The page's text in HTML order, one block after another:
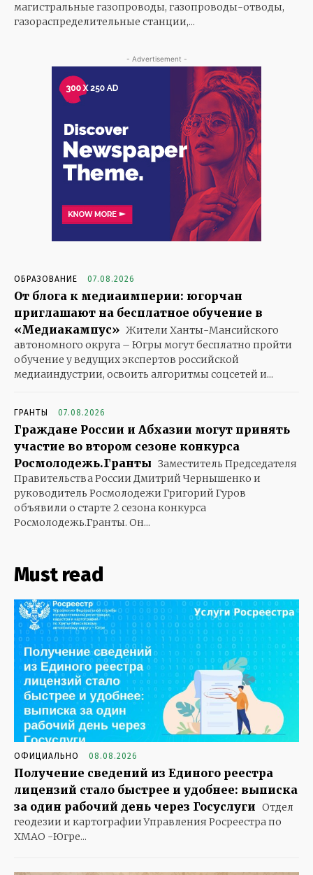
магистральные газопроводы, газопроводы-отводы,
газораспределительные станции,...
- Advertisement -
ОБРАЗОВАНИЕ 07.08.2026
От блога к медиаимперии: югорчан
приглашают на бесплатное обучение в
«Медиакампус» Жители Ханты-Мансийского
автономного округа – Югры могут бесплатно пройти
обучение у ведущих экспертов российской
медиаиндустрии, освоить алгоритмы соцсетей и...
ГРАНТЫ 07.08.2026
Граждане России и Абхазии могут принять
участие во втором сезоне конкурса
Росмолодежь.Гранты Заместитель Председателя
Правительства России Дмитрий Чернышенко и
руководитель Росмолодежи Григорий Гуров
объявили о старте 2 сезона конкурса
Росмолодежь.Гранты. Он...
Must read
ОФИЦИАЛЬНО 08.08.2026
Получение сведений из Единого реестра
лицензий стало быстрее и удобнее: выписка
за один рабочий день через Госуслуги Отдел
геодезии и картографии Управления Росреестра по
ХМАО -Югре...